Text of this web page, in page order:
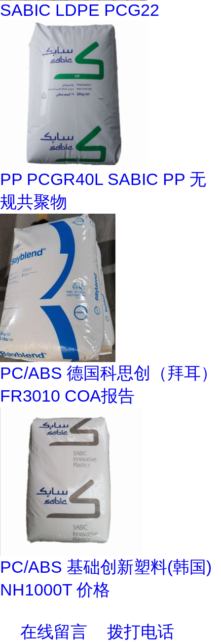
SABIC LDPE PCG22
PP PCGR40L SABIC PP 无
规共聚物
PC/ABS 德国科思创（拜耳）
FR3010 COA报告
PC/ABS 基础创新塑料(韩国)
NH1000T 价格
在线留言 拨打电话